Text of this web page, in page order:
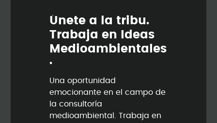
Únete a la tribu.
Trabaja en Ideas
Medioambienta les
.
Una oportunidad
emocionante en el campo de
la consultoría
medioambiental. Trabaja en